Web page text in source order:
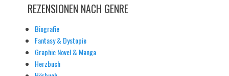
REZENSIONEN NACH GENRE
Biografie
Fantasy & Dystopie
Graphic Novel & Manga
Herzbuch